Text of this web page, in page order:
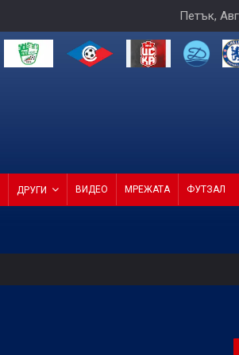
Петък,
ДРУГИ ВИДЕО МРЕЖАТА ФУТЗАЛ